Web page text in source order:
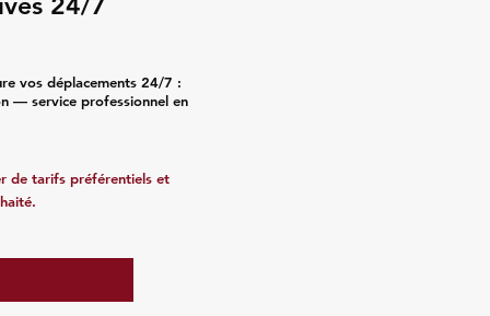
vos déplacements 24/7 :
— service professionnel en
de tarifs préférentiels et